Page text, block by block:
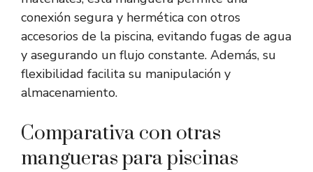
conexión segura y hermética con otros
accesorios de la piscina, evitando fugas de agua
y asegurando un flujo constante. Además, su
flexibilidad facilita su manipulación y
almacenamiento.
Comparativa con otras
mangueras para piscinas